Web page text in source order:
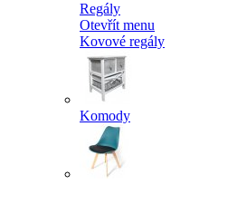
Regály
Otevřít menu
Kovové regály
Komody